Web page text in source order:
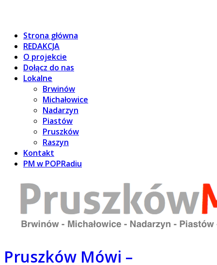
Strona główna
REDAKCJA
O projekcie
Dołącz do nas
Lokalne
Brwinów
Michałowice
Nadarzyn
Piastów
Pruszków
Raszyn
Kontakt
PM w POPRadiu
Pruszków Mówi –